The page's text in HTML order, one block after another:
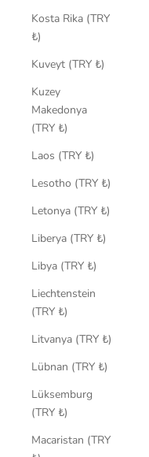
Kosta Rika (TRY
₺)
Kuveyt (TRY ₺)
Kuzey
Makedonya
(TRY ₺)
Laos (TRY ₺)
Lesotho (TRY ₺)
Letonya (TRY ₺)
Liberya (TRY ₺)
Libya (TRY ₺)
Liechtenstein
(TRY ₺)
Litvanya (TRY ₺)
Lübnan (TRY ₺)
Lüksemburg
(TRY ₺)
Macaristan (TRY